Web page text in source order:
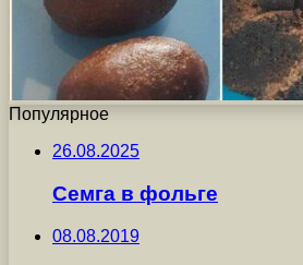
Популярное
26.08.2025
Семга в фольге
08.08.2019